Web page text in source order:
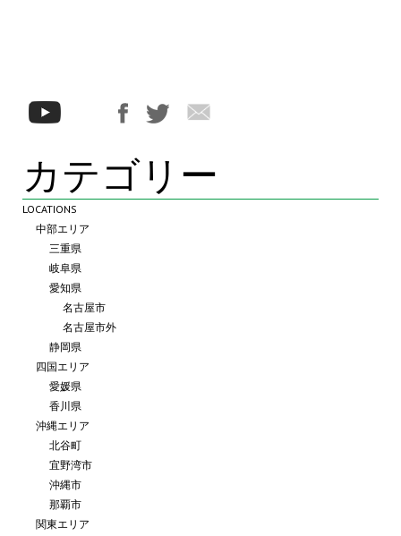
カテゴリー
LOCATIONS
中部エリア
三重県
岐阜県
愛知県
名古屋市
名古屋市外
静岡県
四国エリア
愛媛県
香川県
沖縄エリア
北谷町
宜野湾市
沖縄市
那覇市
関東エリア